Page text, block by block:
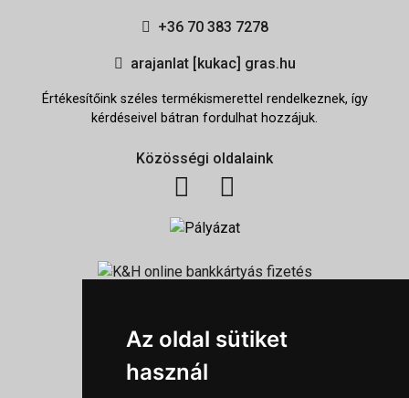
Az oldal sütiket
használ
+36 70 383 7278
arajanlat [kukac] gras.hu
Értékesítőink széles termékismerettel rendelkeznek, így
kérdéseivel bátran fordulhat hozzájuk.
Közösségi oldalaink
Információk
Általános szerződési feltételek